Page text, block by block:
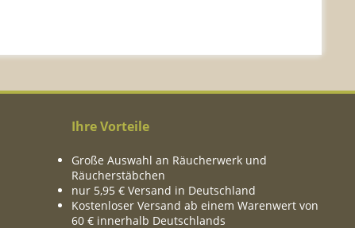
Ihre Vorteile
Große Auswahl an Räucherwerk und
Räucherstäbchen
nur 5,95 € Versand in Deutschland
Kostenloser Versand ab einem Warenwert von
60 € innerhalb Deutschlands